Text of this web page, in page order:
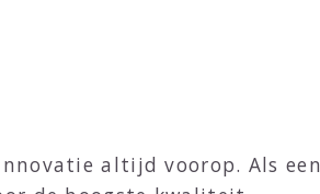
altijd voorop. Als een